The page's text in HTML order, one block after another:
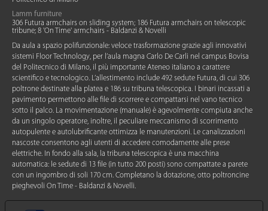
Lamm furniture
306 Futura armchairs on sliding system; 186 Futura armchairs on telescopic
tribune; 8 'On Time' armchairs - Baldanzi & Novelli
Da aula a spazio polifunzionale: veloce trasformazione grazie agli innovativi
sistemi Floor Technology, per l’aula magna Carlo De Carli nel campus Bovisa
del Politecnico di Milano, il più importante Ateneo italiano a carattere
scientifico e tecnologico. L’allestimento include 492 sedute Futura, di cui 306
poltrone destinate alla platea e 186 su tribuna telescopica. I binari incassati a
pavimento permettono alle file di scorrere e compattarsi nel vano tecnico
sotto il palco. La movimentazione (manuale) è agevolmente compiuta anche
da un singolo operatore, inoltre, il peculiare meccanismo di scorrimento
autopulente e autolubrificante ottimizza le manutenzioni. Le canalizzazioni
nascoste consentono agli utenti di accedere comodamente alle prese
elettriche. In fondo alla sala, la tribuna telescopica è una macchina
automatica: le sedute di 13 file (in tutto 200 posti) sono compattate a parete
con un ingombro di soli 170 cm. Completano la dotazione, otto poltroncine
pieghevoli On Time - Baldanzi & Novelli.